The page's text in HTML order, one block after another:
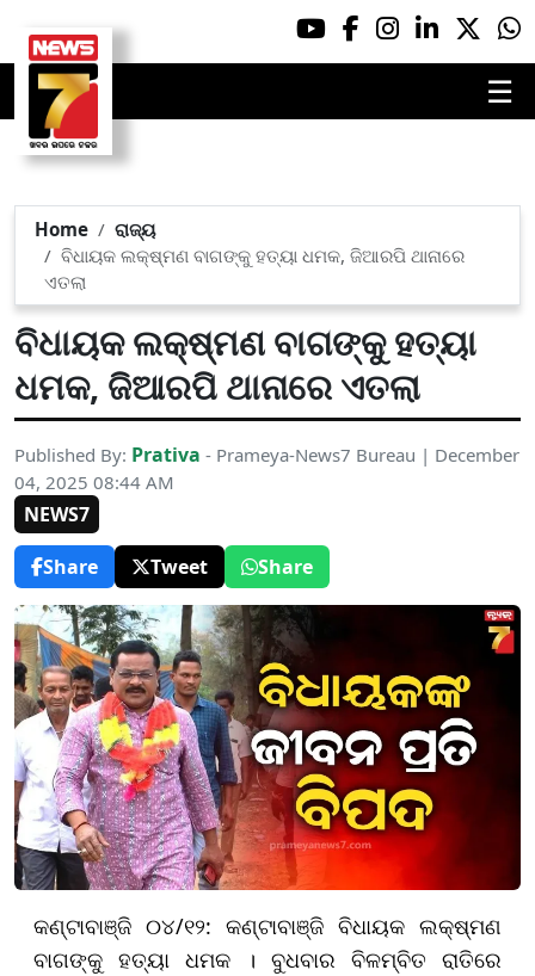
☰
Home
ରାଜ୍ୟ
ବିଧାୟକ ଲକ୍ଷ୍ମଣ ବାଗଙ୍କୁ ହତ୍ୟା ଧମକ, ଜିଆରପି ଥାନାରେ
ଏତଲା
ବିଧାୟକ ଲକ୍ଷ୍ମଣ ବାଗଙ୍କୁ ହତ୍ୟା
ଧମକ, ଜିଆରପି ଥାନାରେ ଏତଲା
Published By: Prativa - Prameya-News7 Bureau | December
04, 2025 08:44 AM
NEWS7
Share
Tweet Share
କଣ୍ଟାବାଞ୍ଜି ୦୪/୧୨: କଣ୍ଟାବାଞ୍ଜି ବିଧାୟକ ଲକ୍ଷ୍ମଣ
ବାଗଙ୍କୁ ହତ୍ୟା ଧମକ । ବୁଧବାର ବିଳମ୍ବିତ ରାତିରେ